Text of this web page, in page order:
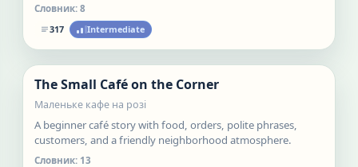
Словник: 8
317
Intermediate
Статті
Нове
The Small Café on the Corner
Маленьке кафе на розі
A beginner café story with food, orders, polite phrases,
customers, and a friendly neighborhood atmosphere.
Словник: 13